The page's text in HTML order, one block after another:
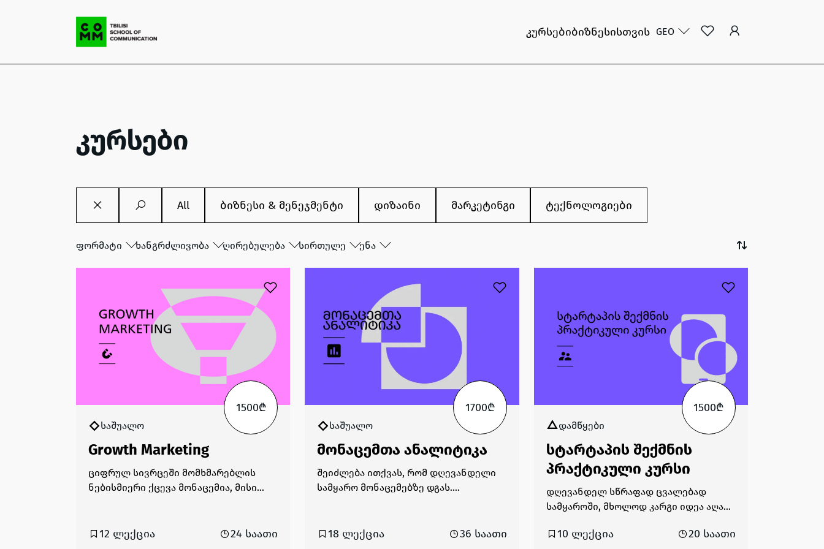
კურსებიბიზნესისთვის GEO
კურსები
All ბიზნესი & მენეჯმენტი დიზაინი მარკეტინგი ტექნოლოგიები
ფორმატი ხანგრძლივობა ღირებულება სირთულე ენა
საშუალო
1500₾
Growth Marketing
ციფრულ სივრცეში მომხმარებლის
ნებისმიერი ქცევა მონაცემია, მისი
მოპოვების უმთავრესი საშუალება,
12 ლექცია 24 საათი
საშუალო
1700₾
მონაცემთა ანალიტიკა
შეიძლება ითქვას, რომ დღევანდელი
სამყარო მონაცემებზე დგას.
მონაცემები ანალიტიკის გარეშე არის
18 ლექცია 36 საათი
დამწყები
1500₾
სტარტაპის შექმნის
პრაქტიკული კურსი
დღევანდელ სწრაფად ცვალებად
სამყაროში, მხოლოდ კარგი იდეა აღარ
ვალიდაცია, სწრაფი პროტოტიპირება
10 ლექცია 20 საათი